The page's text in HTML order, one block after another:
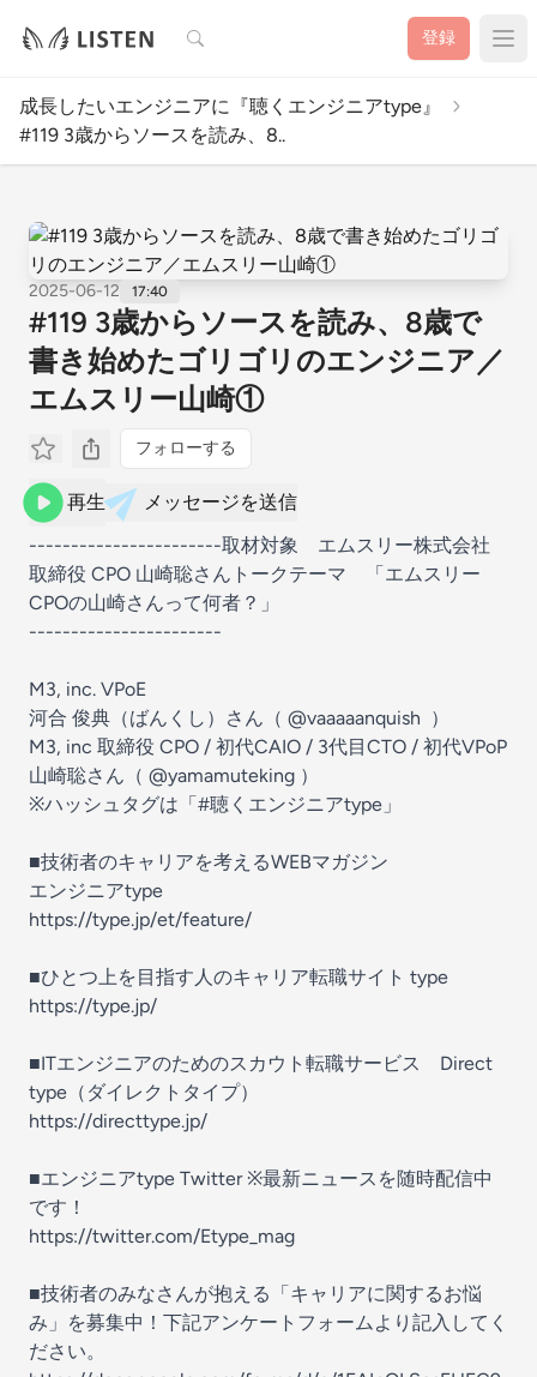
検索 登録
成長したいエンジニアに『聴くエンジニアtype』
#119 3歳からソースを読み、8..
2025-06-12 17:40
#119 3歳からソースを読み、8歳で
書き始めたゴリゴリのエンジニア／
エムスリー山崎①
フォローする
再生
メッセージを送信
-----------------------取材対象 エムスリー株式会社
取締役 CPO 山崎聡さんトークテーマ 「エムスリー
CPOの山崎さんって何者？」
-----------------------
M3, inc. VPoE
河合 俊典（ばんくし）さん（ ⁠⁠⁠⁠⁠⁠⁠⁠⁠⁠⁠⁠⁠⁠⁠@vaaaaanquish ⁠⁠⁠⁠⁠⁠⁠⁠⁠⁠⁠⁠⁠⁠⁠ ）
M3, inc 取締役 CPO / 初代CAIO / 3代目CTO / 初代VPoP
山崎聡さん（ @yamamuteking ）
※ハッシュタグは「#聴くエンジニアtype」
■技術者のキャリアを考えるWEBマガジン
エンジニアtype
⁠⁠⁠⁠⁠⁠⁠⁠⁠⁠⁠⁠⁠⁠⁠https://type.jp/et/feature/⁠⁠⁠⁠⁠⁠⁠⁠⁠⁠⁠⁠⁠⁠
■ひとつ上を目指す人のキャリア転職サイト type
⁠⁠⁠⁠⁠⁠⁠⁠⁠⁠⁠⁠⁠⁠⁠https://type.jp/⁠⁠⁠⁠⁠⁠⁠⁠⁠⁠⁠⁠⁠⁠⁠
■ITエンジニアのためのスカウト転職サービス Direct
type（ダイレクトタイプ）
⁠⁠⁠⁠⁠⁠⁠⁠⁠⁠⁠https://directtype.jp/⁠⁠⁠⁠⁠⁠⁠⁠⁠⁠⁠
■エンジニアtype Twitter ※最新ニュースを随時配信中
です！
⁠⁠⁠⁠⁠⁠⁠⁠⁠⁠⁠⁠⁠⁠https://twitter.com/Etype_mag⁠⁠⁠⁠⁠⁠⁠⁠⁠⁠⁠⁠⁠⁠⁠
■技術者のみなさんが抱える「キャリアに関するお悩
み」を募集中！下記アンケートフォームより記入してく
ださい。